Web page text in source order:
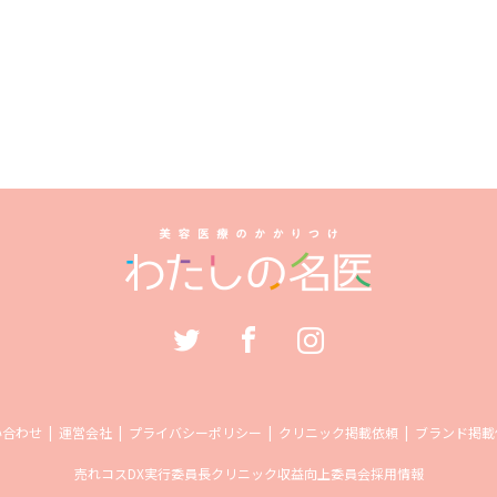
わせ 運営会社 プライバシーポリシー クリニック掲載依頼 ブランド掲
売れコスDX実行委員長クリニック収益向上委員会採用情報